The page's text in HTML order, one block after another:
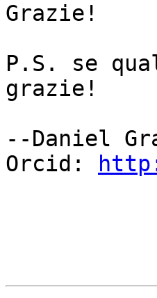
Grazie!
P.S. se
grazie!
--Daniel
Orcid: